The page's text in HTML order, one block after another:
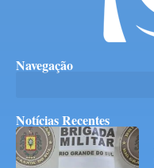
Navegação
Notícias Recentes